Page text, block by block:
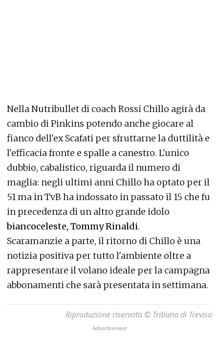
Nella Nutribullet di coach Rossi Chillo agirà da
cambio di Pinkins potendo anche giocare al
fianco dell'ex Scafati per sfruttarne la duttilità e
l'efficacia fronte e spalle a canestro. L'unico
dubbio, cabalistico, riguarda il numero di
maglia: negli ultimi anni Chillo ha optato per il
51 ma in TvB ha indossato in passato il 15 che fu
in precedenza di un altro grande idolo
biancoceleste, Tommy Rinaldi.
Scaramanzie a parte, il ritorno di Chillo è una
notizia positiva per tutto l'ambiente oltre a
rappresentare il volano ideale per la campagna
abbonamenti che sarà presentata in settimana.
Riproduzione riservata © Tribuna di Treviso